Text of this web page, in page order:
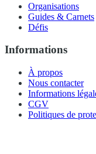
Organisations
Guides & Carnets
Défis
Informations
À propos
Nous contacter
Informations
CGV
Politiques de